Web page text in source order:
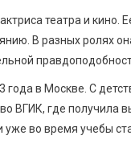
театра и кино.
В разных ролях
в Москве. С
ВГИК, где получила
во время учебы